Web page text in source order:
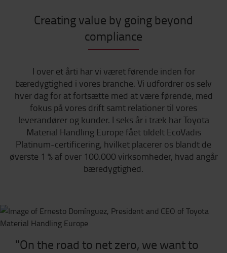
Creating value by going beyond
compliance
I over et årti har vi været førende inden for
bæredygtighed i vores branche. Vi udfordrer os selv
hver dag for at fortsætte med at være førende, med
fokus på vores drift samt relationer til vores
leverandører og kunder. I seks år i træk har Toyota
Material Handling Europe fået tildelt EcoVadis
Platinum-certificering, hvilket placerer os blandt de
øverste 1 % af over 100.000 virksomheder, hvad angår
bæredygtighed.
"On the road to net zero, we want to